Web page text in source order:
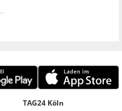
TAG24 Köln